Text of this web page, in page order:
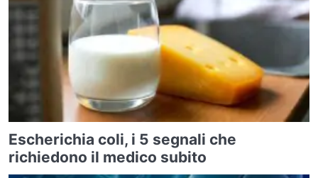
Escherichia coli, i 5 segnali che
richiedono il medico subito